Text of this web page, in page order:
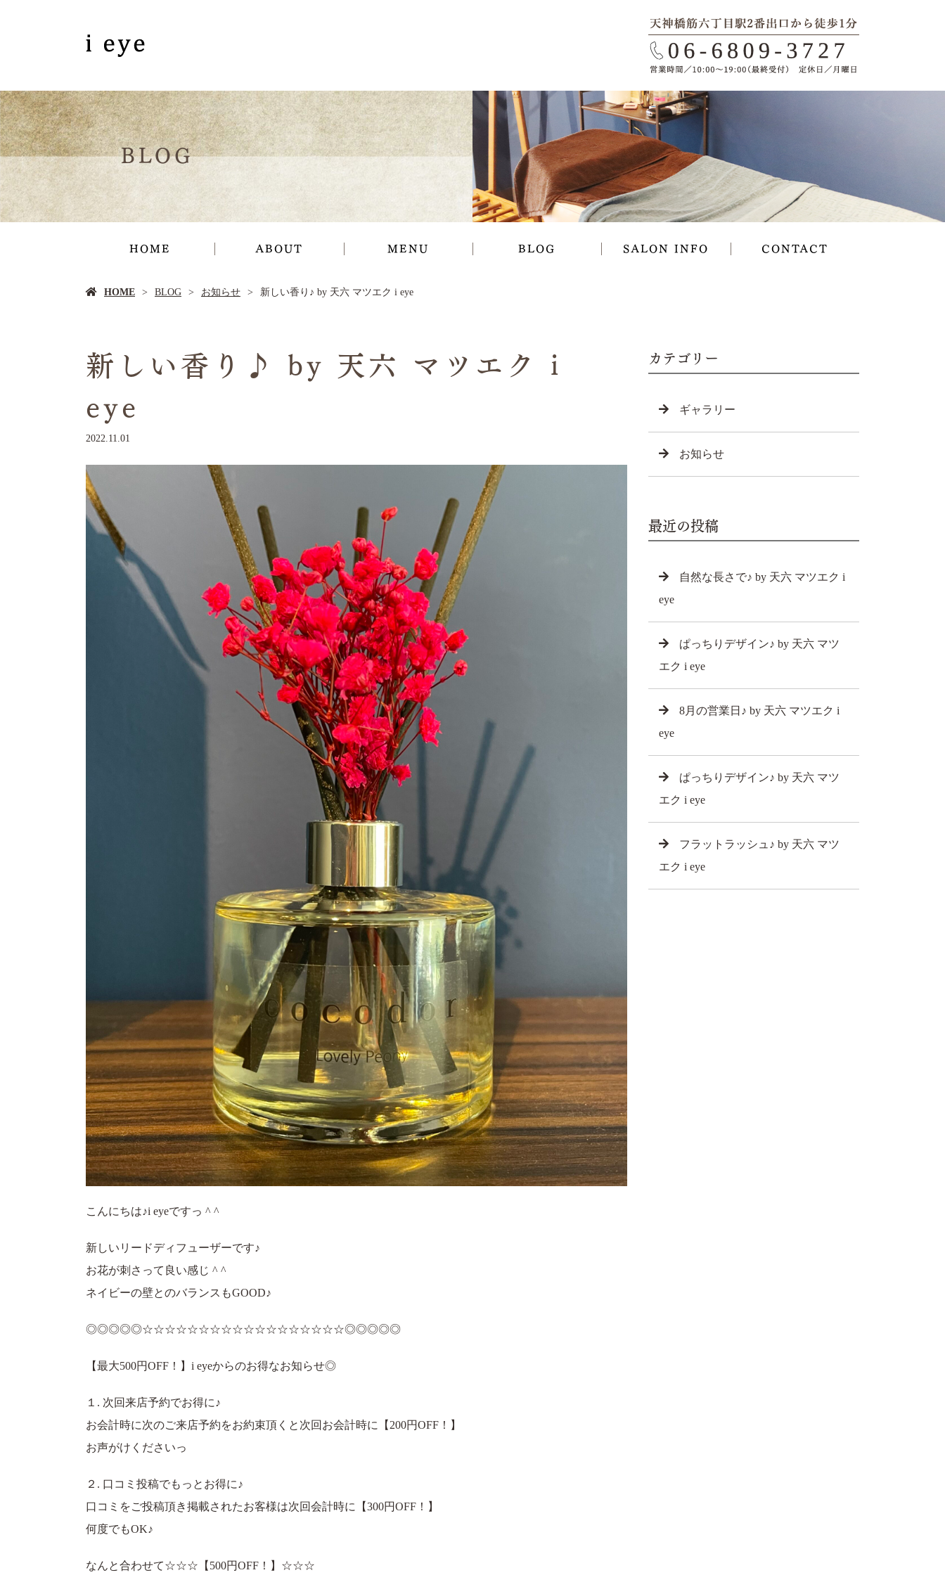
BLOG
HOME ABOUT MENU BLOG SALON INFO CONTACT
HOME BLOG お知らせ 新しい香り♪ by 天六 マツエク i eye
新しい香り♪ by 天六 マツエク i
eye
2022.11.01
こんにちは♪i eyeですっ ^ ^
新しいリードディフューザーです♪
お花が刺さって良い感じ ^ ^
ネイビーの壁とのバランスもGOOD♪
◎◎◎◎◎☆☆☆☆☆☆☆☆☆☆☆☆☆☆☆☆☆☆◎◎◎◎◎
【最大500円OFF！】i eyeからのお得なお知らせ◎
１. 次回来店予約でお得に♪
お会計時に次のご来店予約をお約束頂くと次回お会計時に【200円OFF！】
お声がけくださいっ
２. 口コミ投稿でもっとお得に♪
口コミをご投稿頂き掲載されたお客様は次回会計時に【300円OFF！】
何度でもOK♪
なんと合わせて☆☆☆【500円OFF！】☆☆☆
カテゴリー
ギャラリー
お知らせ
最近の投稿
自然な長さで♪ by 天六 マツエク i
eye
ぱっちりデザイン♪ by 天六 マツ
エク i eye
8月の営業日♪ by 天六 マツエク i
eye
ぱっちりデザイン♪ by 天六 マツ
エク i eye
フラットラッシュ♪ by 天六 マツ
エク i eye